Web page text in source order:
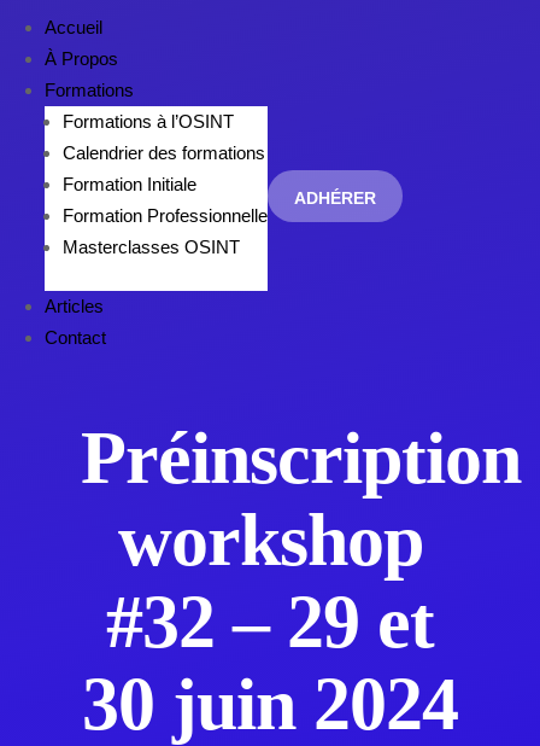
Accueil
À Propos
Formations
Formations à l’OSINT
Calendrier des formations
Formation Initiale
Formation Professionnelle
Masterclasses OSINT
Articles
Contact
ADHÉRER
Préinscription
workshop
#32 – 29 et
30 juin 2024